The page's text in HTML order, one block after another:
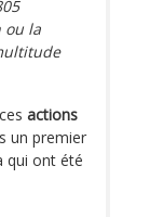
ou la
actions
un premier
qui ont été